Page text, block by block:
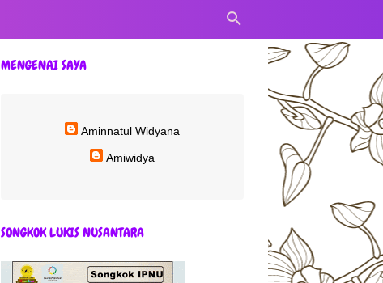
MENGENAI SAYA
Aminnatul Widyana
Amiwidya
SONGKOK LUKIS NUSANTARA